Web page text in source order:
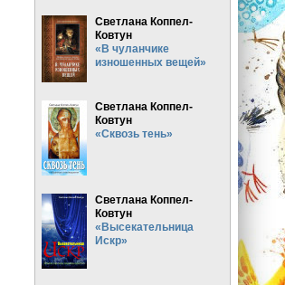
Светлана Коппел-
Ковтун
«В чуланчике
изношенных вещей»
Светлана Коппел-
Ковтун
«Сквозь тень»
Светлана Коппел-
Ковтун
«Высекательница
Искр»